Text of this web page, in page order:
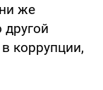
же
коррупции,